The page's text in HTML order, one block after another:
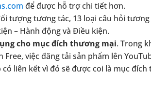
để được hỗ trợ chi tiết hơn.
tượng tương tác, 13 loại câu hỏi
– Hành động và Điều kiện.
cho mục đích thương mại. Trong
Free, việc đăng tải sản phẩm lên
liên kết vì đó sẽ được coi là mục